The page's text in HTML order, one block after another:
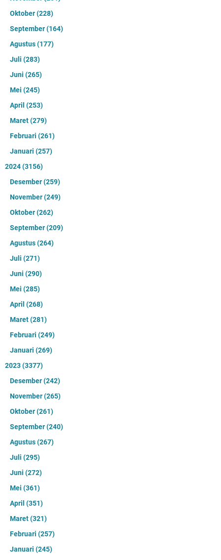
Oktober(228)
September(164)
Agustus(177)
Juli (283)
Juni (265)
Mei (245)
April (253)
Maret(279)
Februari (261)
Januari (257)
2024(3156)
Desember(259)
November(249)
Oktober(262)
September(209)
Agustus(264)
Juli (271)
Juni (290)
Mei (285)
April (268)
Maret(281)
Februari (249)
Januari (269)
2023(3377)
Desember(242)
November(265)
Oktober(261)
September(240)
Agustus(267)
Juli (295)
Juni (272)
Mei (361)
April (351)
Maret(321)
Februari (257)
Januari (245)